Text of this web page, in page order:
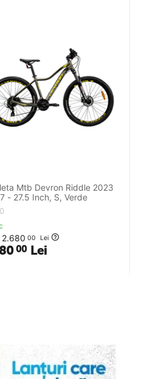
Mtb Devron Riddle 2023
- 27.5 Inch, S, Verde
2.680 00 Lei
00 Lei